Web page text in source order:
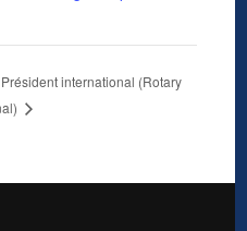
international (Rotary